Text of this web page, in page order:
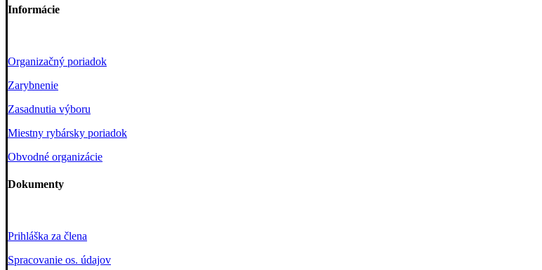
Informácie
Organizačný poriadok
Zarybnenie
Zasadnutia výboru
Miestny rybársky poriadok
Obvodné organizácie
Dokumenty
Prihláška za člena
Spracovanie os. údajov